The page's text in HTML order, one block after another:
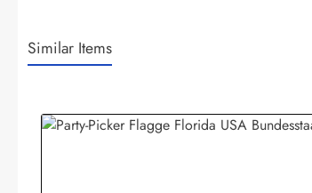
Similar Items